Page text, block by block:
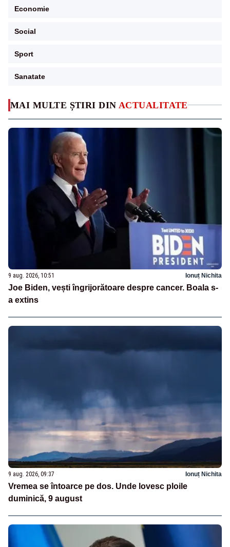
MAI MULTE ȘTIRI DIN ACTUALITATE
9 aug. 2026, 10:51 Ionuț Nichita
Joe Biden, vești îngrijorătoare despre cancer. Boala s-
a extins
9 aug. 2026, 09:37 Ionuț Nichita
Vremea se întoarce pe dos. Unde lovesc ploile
duminică, 9 august
Economie
Social
Sport
Sanatate